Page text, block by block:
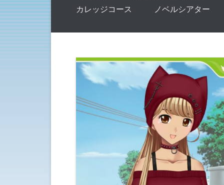
カレッジコース
ノベルシアター